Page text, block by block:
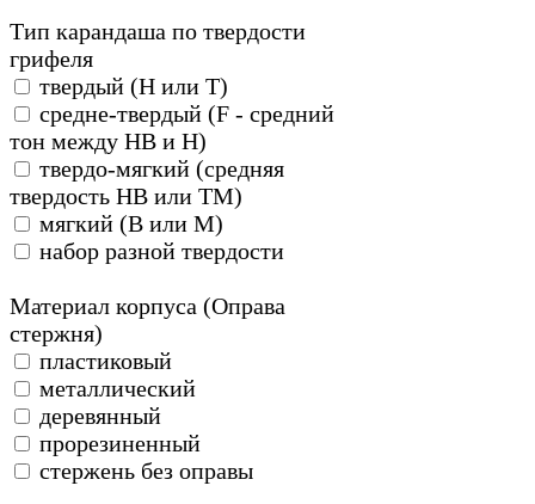
Тип карандаша по твердости
грифеля
твердый (H или Т)
средне-твердый (F - средний
тон между HB и H)
твердо-мягкий (средняя
твердость HB или ТМ)
мягкий (B или М)
набор разной твердости
Материал корпуса (Оправа
стержня)
пластиковый
металлический
деревянный
прорезиненный
стержень без оправы